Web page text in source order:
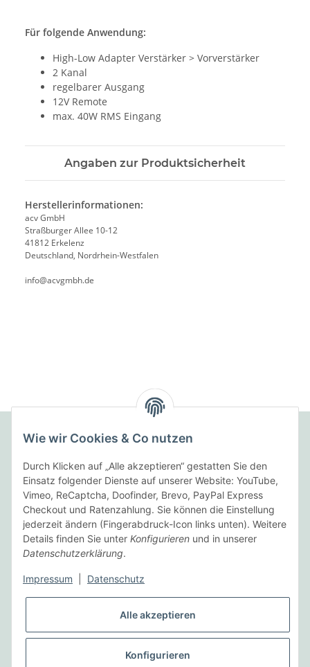
Für folgende Anwendung:
High-Low Adapter Verstärker > Vorverstärker
2 Kanal
regelbarer Ausgang
12V Remote
max. 40W RMS Eingang
Angaben zur Produktsicherheit
Herstellerinformationen:
acv GmbH
Straßburger Allee 10-12
41812 Erkelenz
Deutschland, Nordrhein-Westfalen
info@acvgmbh.de
Folgende Zahlungsarten bieten wir an:
Wir versenden mit:
Gesetzliche Informationen
Vertrag widerrufen
Wie wir Cookies & Co nutzen
Durch Klicken auf „Alle akzeptieren“ gestatten Sie den
Einsatz folgender Dienste auf unserer Website: YouTube,
Vimeo, ReCaptcha, Doofinder, Brevo, PayPal Express
Checkout und Ratenzahlung. Sie können die Einstellung
jederzeit ändern (Fingerabdruck-Icon links unten). Weitere
Details finden Sie unter Konfigurieren und in unserer
Datenschutzerklärung.
Impressum Datenschutz
Alle akzeptieren
Konfigurieren